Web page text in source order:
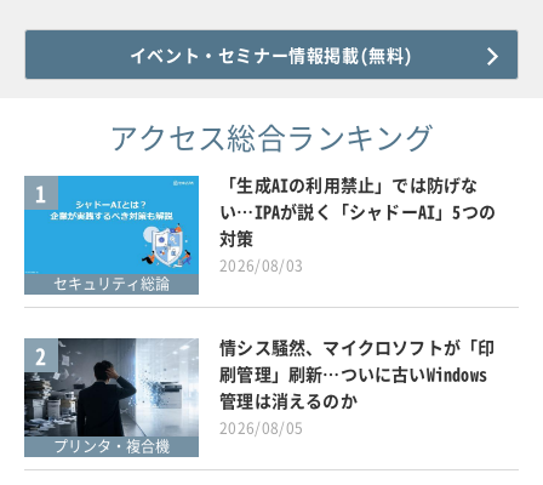
イベント・セミナー情報掲載(無料)
アクセス総合ランキング
1
セキュリティ総論
「生成AIの利用禁止」では防げな
い…IPAが説く「シャドーAI」5つの
対策
2026/08/03
2
プリンタ・複合機
情シス騒然、マイクロソフトが「印
刷管理」刷新…ついに古いWindows
管理は消えるのか
2026/08/05